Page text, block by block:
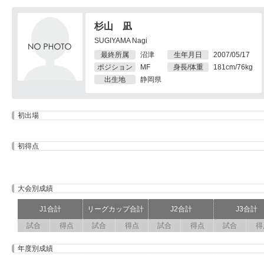
杉山 凪
SUGIYAMA Nagi
最終所属
沼津
ポジション
MF
出生地
静岡県
生年月日
2007/05/17
身長/体重
181cm/76kg
初出場
初得点
大会別成績
J1合計 リーグカップ合計 J2合計
J3合計
試合
得点 試合 得点 試合 得点 試合 得
年度別成績